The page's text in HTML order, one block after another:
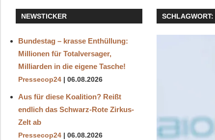
SCHLAGWORT:
NEWSTICKER
Bundestag – krasse Enthüllung:
Millionen für Totalversager,
Milliarden in die eigene Tasche!
Pressecop24 06.08.2026
Aus für diese Koalition? Reißt
endlich das Schwarz-Rote Zirkus-
Zelt ab
Pressecop24 06.08.2026